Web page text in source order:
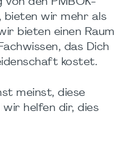
den PMBOK-
bieten wir mehr als
bieten einen Raum
das Dich
kostet.
meinst, diese
helfen dir, dies